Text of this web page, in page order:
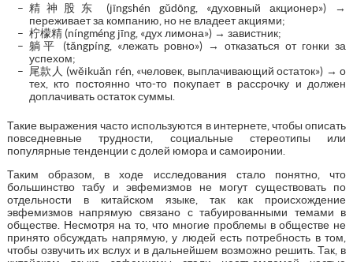
精神股东 (jīngshén gǔdōng, «духовный акционер») →
переживает за компанию, но не владеет акциями;
柠檬精 (níngméng jīng, «дух лимона») → завистник;
躺平 (tǎngpíng, «лежать ровно») → отказаться от гонки за
успехом;
尾款人 (wěikuǎn rén, «человек, выплачивающий остаток») → о
тех, кто постоянно что-то покупает в рассрочку и должен
доплачивать остаток суммы.
Такие выражения часто используются в интернете, чтобы описать
повседневные трудности, социальные стереотипы или
популярные тенденции с долей юмора и самоиронии.
Таким образом, в ходе исследования стало понятно, что
большинство табу и эвфемизмов не могут существовать по
отдельности в китайском языке, так как происхождение
эвфемизмов напрямую связано с табуированными темами в
обществе. Несмотря на то, что многие проблемы в обществе не
принято обсуждать напрямую, у людей есть потребность в том,
чтобы озвучить их вслух и в дальнейшем возможно решить. Так, в